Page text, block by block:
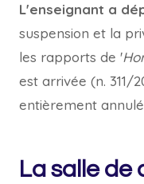
L'enseignant a
suspension et la
les rapports de '
est arrivée (n. 311/
entièrement
La salle de